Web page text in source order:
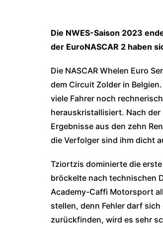
Die NWES-Saison 2023
der EuroNASCAR 2 haben
Die NASCAR Whelen Euro
dem Circuit Zolder in
viele Fahrer noch
herauskristallisiert. Nach
Ergebnisse aus den zehn
die Verfolger sind ihm dicht
Tziortzis dominierte die
bröckelte nach technischen
Academy-Caffi Motorsport
stellen, denn Fehler darf
zurückfinden, wird es sehr